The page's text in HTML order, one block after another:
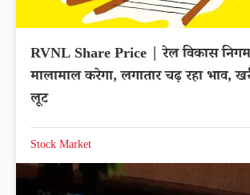
RVNL Share Price | रेल विकास
मालामाल करेगा, लगातार चढ़ रहा भाव,
लूट
Stock Market